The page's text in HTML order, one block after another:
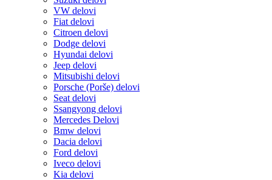
VW delovi
Fiat delovi
Citroen delovi
Dodge delovi
Hyundai delovi
Jeep delovi
Mitsubishi delovi
Porsche (Porše) delovi
Seat delovi
Ssangyong delovi
Mercedes Delovi
Bmw delovi
Dacia delovi
Ford delovi
Iveco delovi
Kia delovi